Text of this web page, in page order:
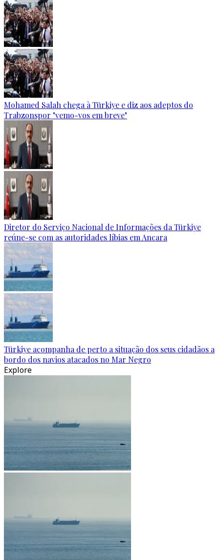
Mohamed Salah chega à Türkiye e diz aos adeptos do
Trabzonspor "vemo-vos em breve"
Diretor do Serviço Nacional de Informações da Türkiye
reúne-se com as autoridades líbias em Ancara
Türkiye acompanha de perto a situação dos seus cidadãos a
bordo dos navios atacados no Mar Negro
Explore